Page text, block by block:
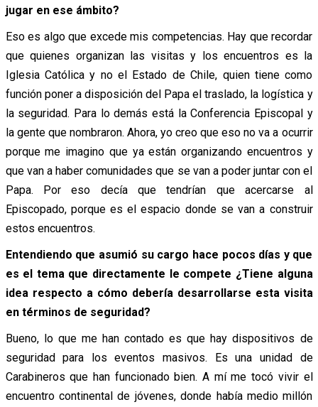
jugar en ese ámbito?
Eso es algo que excede mis competencias. Hay que recordar
que quienes organizan las visitas y los encuentros es la
Iglesia Católica y no el Estado de Chile, quien tiene como
función poner a disposición del Papa el traslado, la logística y
la seguridad. Para lo demás está la Conferencia Episcopal y
la gente que nombraron. Ahora, yo creo que eso no va a ocurrir
porque me imagino que ya están organizando encuentros y
que van a haber comunidades que se van a poder juntar con el
Papa. Por eso decía que tendrían que acercarse al
Episcopado, porque es el espacio donde se van a construir
estos encuentros.
Entendiendo que asumió su cargo hace pocos días y que
es el tema que directamente le compete ¿Tiene alguna
idea respecto a cómo debería desarrollarse esta visita
en términos de seguridad?
Bueno, lo que me han contado es que hay dispositivos de
seguridad para los eventos masivos. Es una unidad de
Carabineros que han funcionado bien. A mí me tocó vivir el
encuentro continental de jóvenes, donde había medio millón